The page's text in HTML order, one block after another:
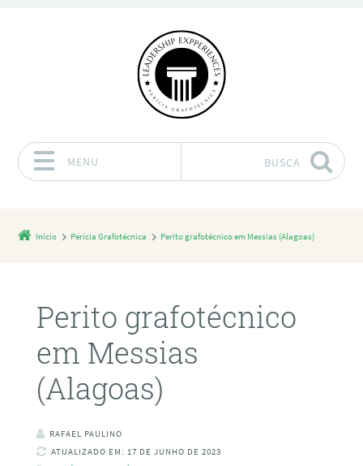
MENU BUSCA
Início Perícia Grafotécnica Perito grafotécnico em Messias (Alagoas)
Perito grafotécnico
em Messias
(Alagoas)
RAFAEL PAULINO
ATUALIZADO EM: 17 DE JUNHO DE 2023